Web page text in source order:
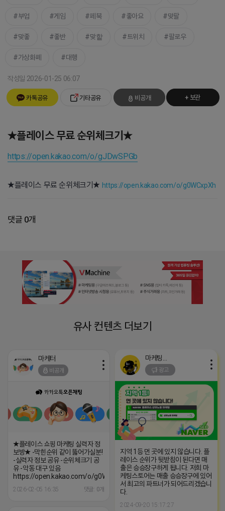
부업 게임 페북 좋아요 맞팔
맞좋 좋반 맞핱 트위치 팔로우
가상화폐 대행
작성일 2026-01-25 06:07
카톡공유 기타공유 비공개 + 보관
★플레이스 무료 순위체크기★
https://open.kakao.com/o/gJDwSPGb
★플레이스 무료 순위체크기★ https://open.kakao.com/o/g0WCxpXh
댓글 0개
유사 컨텐츠 더보기
마케터
비공개
★플레이스 쇼핑 마케팅 실력자 정
보방★ -막힌순위 같이 뚫어가실분!
-실력자 정보 공유 -순위체크기 공
유 -악동 대구 있음
https://open.kakao.com/o/g0WCxpXh
2026-02-05 16:35 댓글: 0개
광고
지역 1등 먼 곳에 있지 않습니다. 플
레이스 순위가 뒷받침이 된다면 매
출은 승승장구하게 됩니다. 저희 마
케팅스토어는 매출 승승장구에 있어
서 최고의 파트너가 되어드리겠습니
다.
2024-09-20 15:17:27